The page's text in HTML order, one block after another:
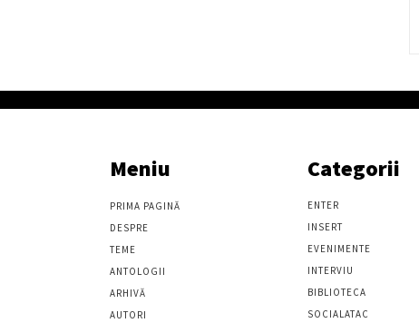
Meniu
PRIMA PAGINĂ
DESPRE
TEME
ANTOLOGII
ARHIVĂ
AUTORI
Categorii
ENTER
INSERT
EVENIMENTE
INTERVIU
BIBLIOTECA
SOCIALATAC